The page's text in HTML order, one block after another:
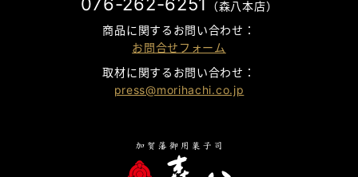
（森八本店）
商品に関するお問い合わせ：
お問合せフォーム
取材に関するお問い合わせ：
press@morihachi.co.jp